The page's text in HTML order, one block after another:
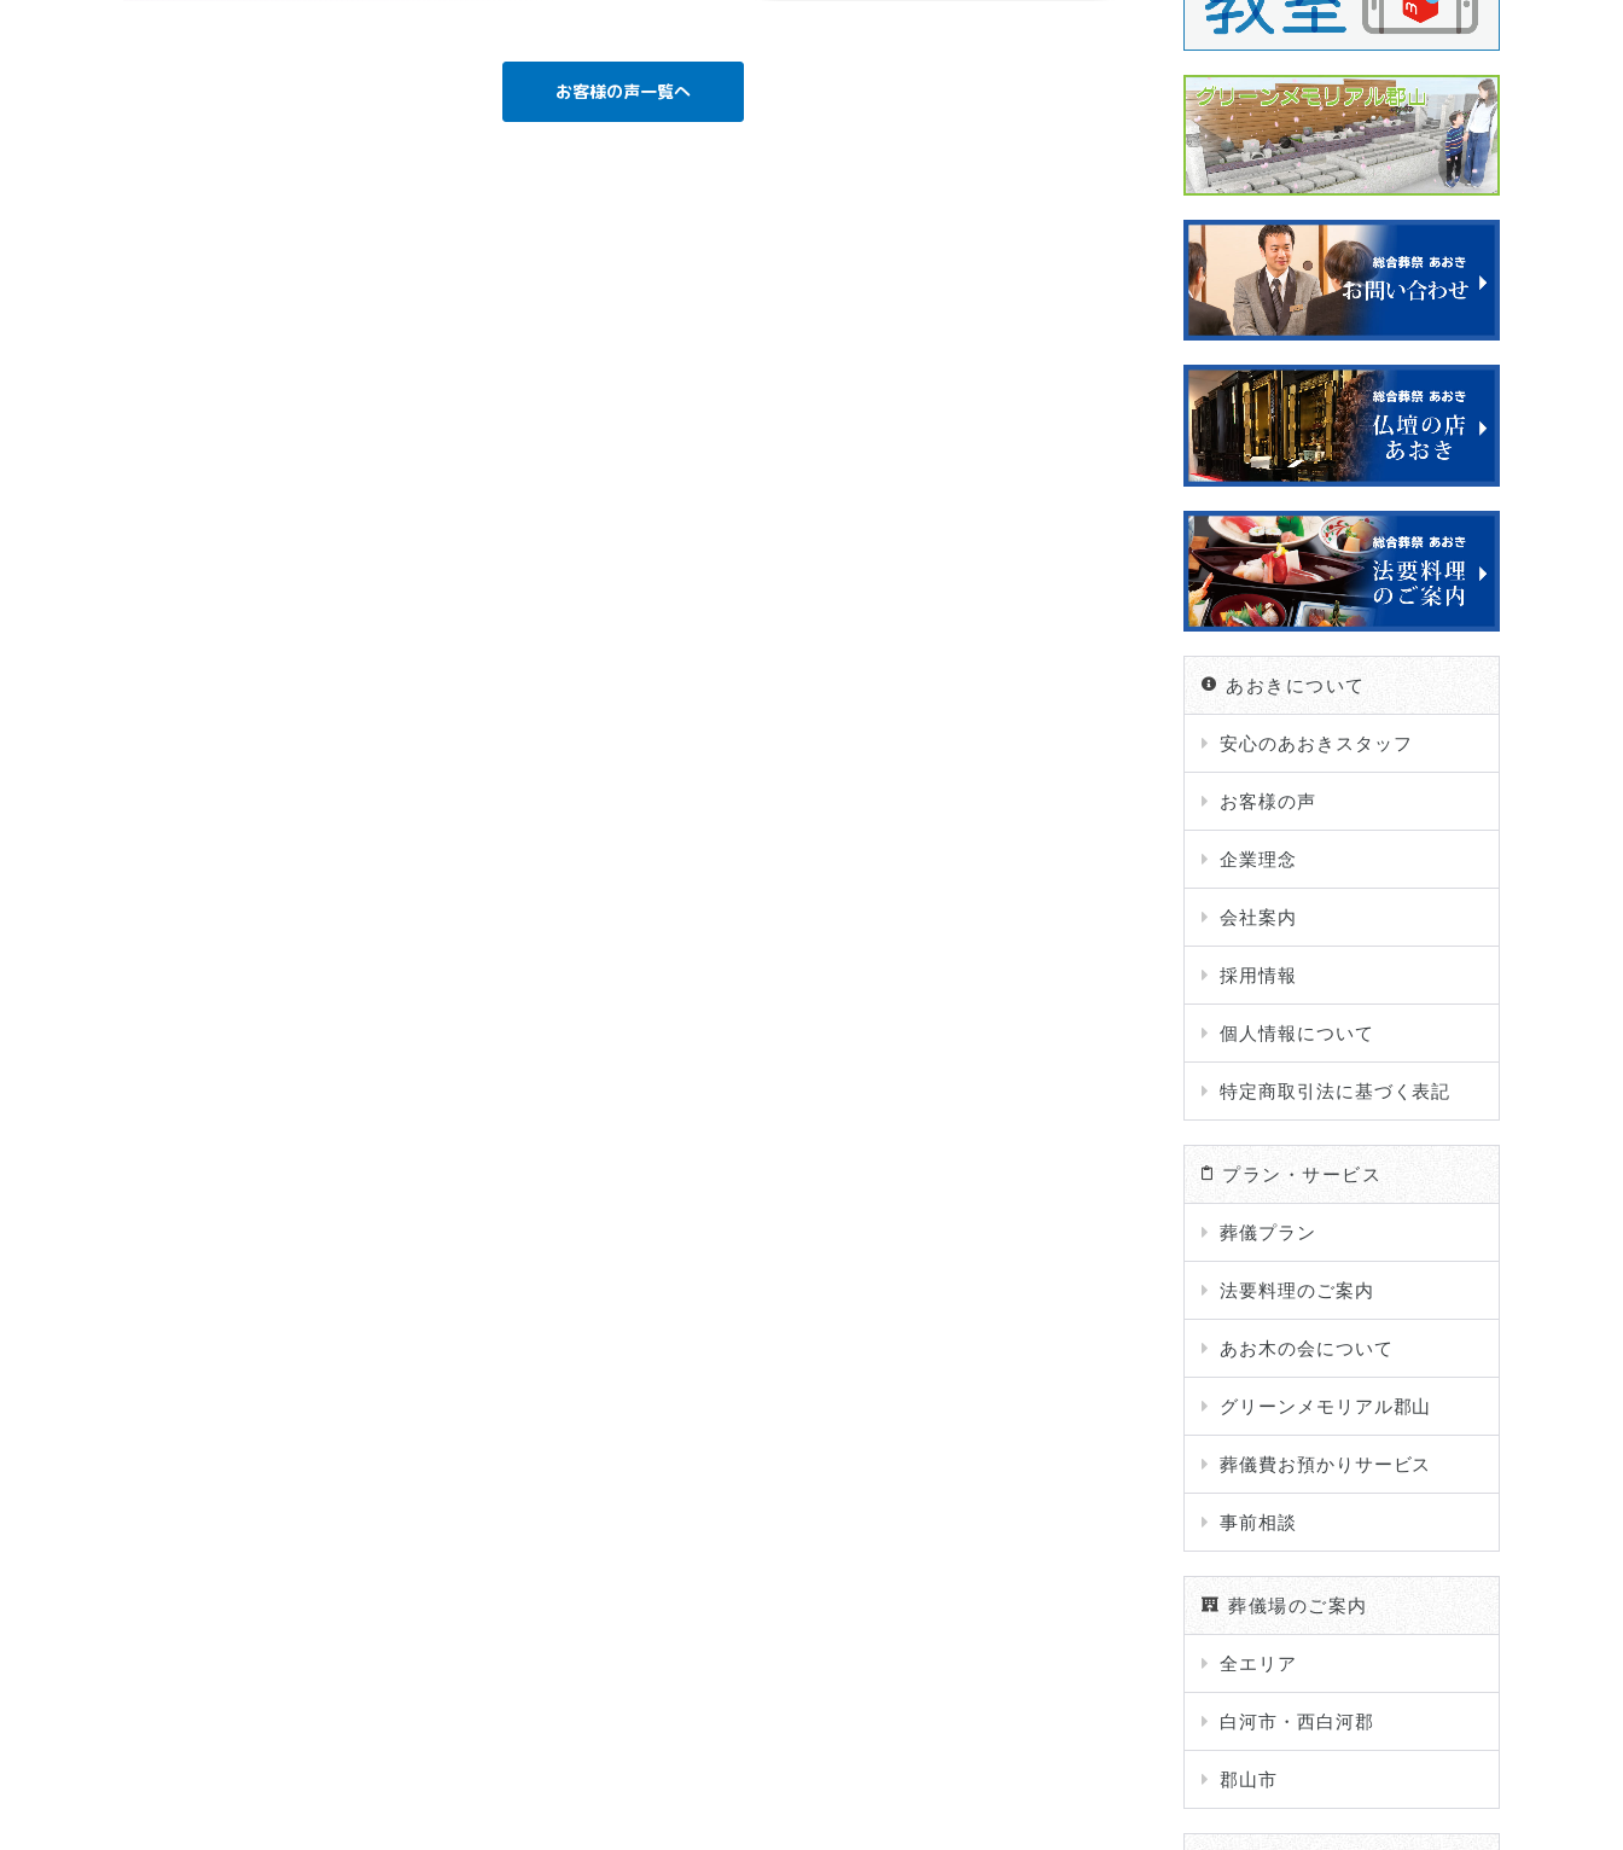
お客様の声一覧へ
あおきについて
安心のあおきスタッフ
お客様の声
企業理念
会社案内
採用情報
個人情報について
特定商取引法に基づく表記
プラン・サービス
葬儀プラン
法要料理のご案内
あお木の会について
グリーンメモリアル郡山
葬儀費お預かりサービス
事前相談
葬儀場のご案内
全エリア
白河市・西白河郡
郡山市